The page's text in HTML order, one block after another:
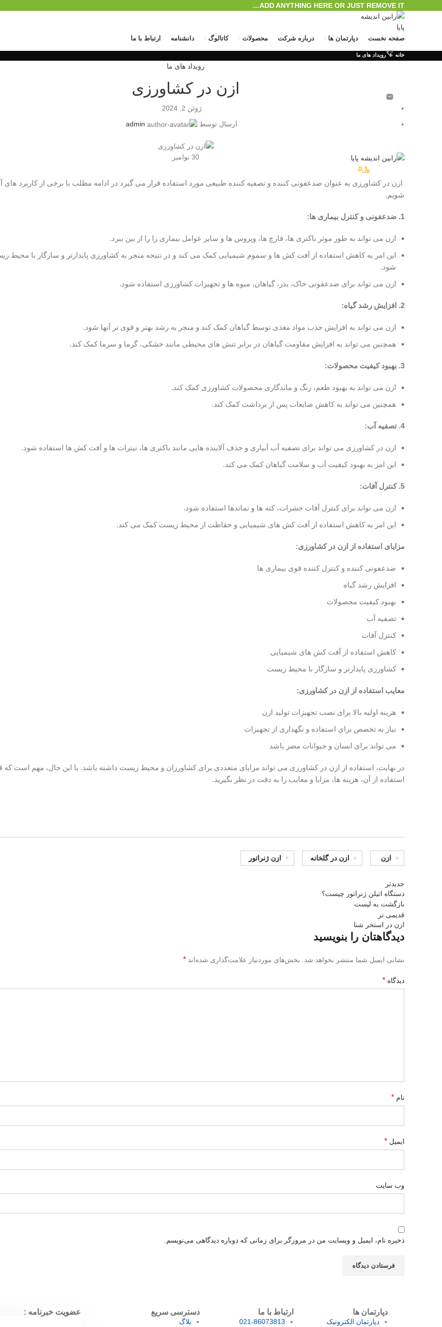
ADD ANYTHING HERE OR JUST REMOVE IT…
صفحه نخست دپارتمان ها درباره شرکت محصولات کاتالوگ دانشنامه ارتباط با ما
﷼0
خانه رویداد های ما
رویداد های ما
ازن در کشاورزی
ژوئن 2, 2024
ارسال توسط
admin
30 نوامبر
ازن در کشاورزی به عنوان ضدعفونی کننده و تصفیه کننده طبیعی مورد استفاده قرار می گیرد در ادامه مطلب با برخی از کاربرد های
شویم.
1. ضدعفونی و کنترل بیماری ها:
ازن می تواند به طور موثر باکتری ها، قارچ ها، ویروس ها و سایر عوامل بیماری زا را از بین ببرد.
این امر به کاهش استفاده از آفت کش ها و سموم شیمیایی کمک می کند و در نتیجه منجر به کشاورزی پایدارتر و سازگار با محیط
شود.
ازن می تواند برای ضدعفونی خاک، بذر، گیاهان، میوه ها و تجهیزات کشاورزی استفاده شود.
2. افزایش رشد گیاه:
ازن می تواند به افزایش جذب مواد مغذی توسط گیاهان کمک کند و منجر به رشد بهتر و قوی تر آنها شود.
همچنین می تواند به افزایش مقاومت گیاهان در برابر تنش های محیطی مانند خشکی، گرما و سرما کمک کند.
3. بهبود کیفیت محصولات:
ازن می تواند به بهبود طعم، رنگ و ماندگاری محصولات کشاورزی کمک کند.
همچنین می تواند به کاهش ضایعات پس از برداشت کمک کند.
4. تصفیه آب:
ازن در کشاورزی می تواند برای تصفیه آب آبیاری و حذف آلاینده هایی مانند باکتری ها، نیترات ها و آفت کش ها استفاده شود.
این امر به بهبود کیفیت آب و سلامت گیاهان کمک می کند.
5. کنترل آفات:
ازن می تواند برای کنترل آفات حشرات، کنه ها و نماتدها استفاده شود.
این امر به کاهش استفاده از آفت کش های شیمیایی و حفاظت از محیط زیست کمک می کند.
مزایای استفاده از ازن در کشاورزی:
ضدعفونی کننده و کنترل کننده قوی بیماری ها
افزایش رشد گیاه
بهبود کیفیت محصولات
تصفیه آب
کنترل آفات
کاهش استفاده از آفت کش های شیمیایی
کشاورزی پایدارتر و سازگار با محیط زیست
معایب استفاده از ازن در کشاورزی:
هزینه اولیه بالا برای نصب تجهیزات تولید ازن
نیاز به تخصص برای استفاده و نگهداری از تجهیزات
می تواند برای انسان و حیوانات مضر باشد
در نهایت، استفاده از ازن در کشاورزی می تواند مزایای متعددی برای کشاورزان و محیط زیست داشته باشد. با این حال، مهم است که
استفاده از آن، هزینه ها، مزایا و معایب را به دقت در نظر بگیرید.
ازن ازن در گلخانه ازن ژنراتور
جدیدتر
دستگاه اتیلن ژنراتور چیست؟
بازگشت به لیست
قدیمی تر
ازن در استخر شنا
دیدگاهتان را بنویسید
نشانی ایمیل شما منتشر نخواهد شد. بخش‌های موردنیاز علامت‌گذاری شده‌اند *
دیدگاه *
نام *
ایمیل *
وب‌ سایت
ذخیره نام، ایمیل و وبسایت من در مرورگر برای زمانی که دوباره دیدگاهی می‌نویسم.
دپارتمان ها
دپارتمان الکترونیک
ارتباط با ما
021-86073813
دسترسی سریع
بلاگ
عضویت خبرنامه :